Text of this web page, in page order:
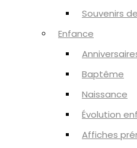
Souvenirs
Enfance
Baptême
Naissance
Évolution
Affiches